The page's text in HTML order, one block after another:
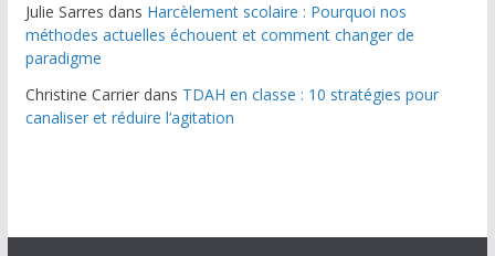
Julie Sarres dans Harcèlement scolaire : Pourquoi nos
méthodes actuelles échouent et comment changer de
paradigme
Christine Carrierdans TDAH en classe : 10 stratégies pour
canaliser et réduire l’agitation